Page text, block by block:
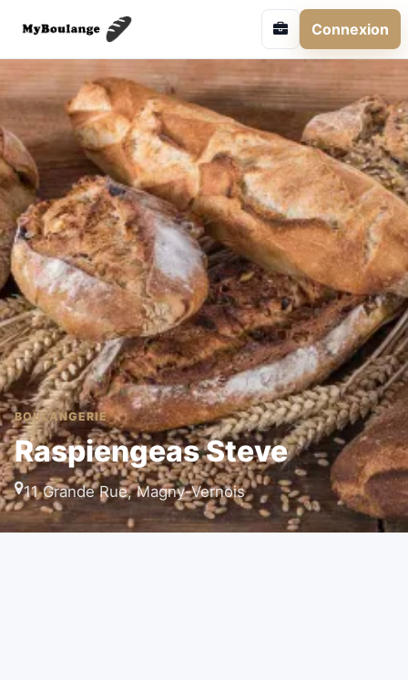
Connexion
BOULANGERIE
Raspiengeas Steve
11 Grande Rue, Magny-Vernois